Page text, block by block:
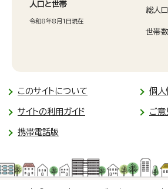
人口と世帯
令和8年8月1日現在
総人口
世帯数
このサイトについて 個人
サイトの利用ガイド ご意
携帯電話版